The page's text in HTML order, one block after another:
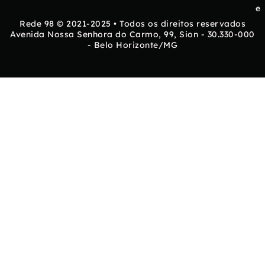
e
Rede 98 © 2021-2025 • Todos os direitos reservados
Avenida Nossa Senhora do Carmo, 99, Sion - 30.330-000
- Belo Horizonte/MG